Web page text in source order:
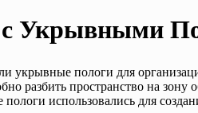
Укрывными
пологи для
разбить пространство на зону
использовались для